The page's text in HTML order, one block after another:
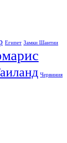
Египет Замки Шантии
Червиния